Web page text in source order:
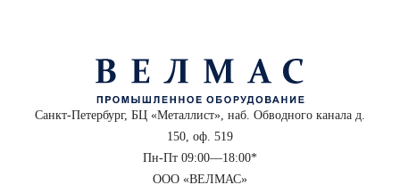
Санкт-Петербург, БЦ «Металлист», наб. Обводного канала д.
150, оф. 519
Пн-Пт 09:00—18:00*
ООО «ВЕЛМАС»